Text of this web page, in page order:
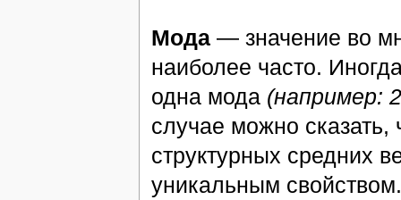
Мода— значение во
наиболее часто.
одна мода (например:
случае можно сказать,
структурных средних
уникальным